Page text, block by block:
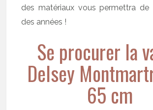
des matériaux vous permettra de
des années !
Se procurer la
Delsey
65 cm